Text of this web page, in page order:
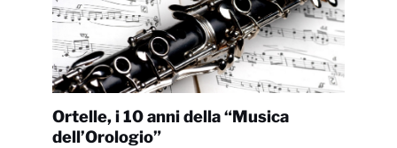
Ortelle, i 10 anni della “Musica
dell’Orologio”